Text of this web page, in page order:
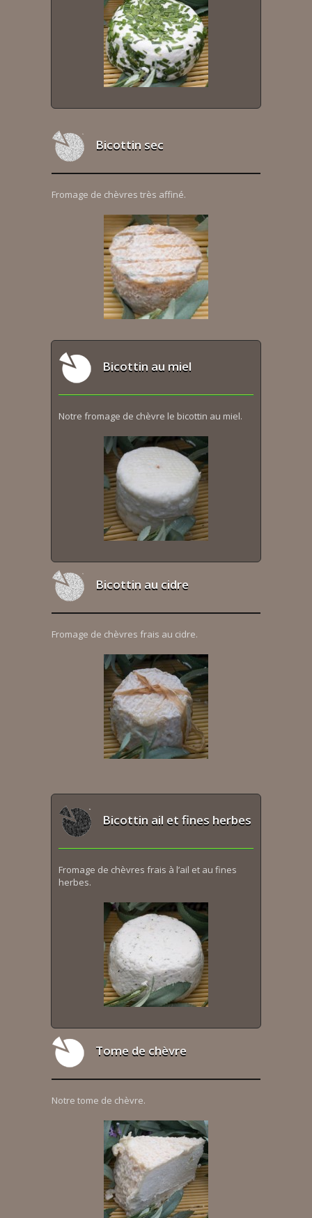
Bicottin sec
Fromage de chèvres très affiné.
Bicottin au miel
Notre fromage de chèvre le bicottin au miel.
Bicottin au cidre
Fromage de chèvres frais au cidre.
Bicottin ail et fines herbes
Fromage de chèvres frais à l’ail et au fines
herbes.
Tome de chèvre
Notre tome de chèvre.